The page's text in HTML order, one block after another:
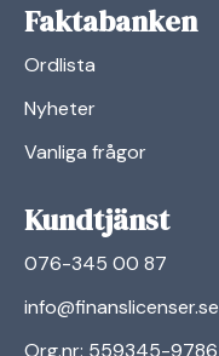
Faktabanken
Ordlista
Nyheter
Vanliga frågor
Kundtjänst
076-345 00 87
info@finanslicenser.se
Org.nr: 559345-9786